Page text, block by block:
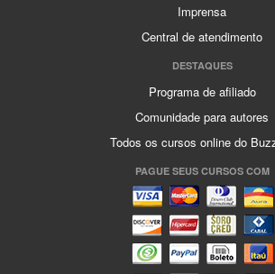
Imprensa
Central de atendimento
DESTAQUES
Programa de afiliado
Comunidade para autores
Todos os cursos online do
PAGUE SEUS CURSOS COM